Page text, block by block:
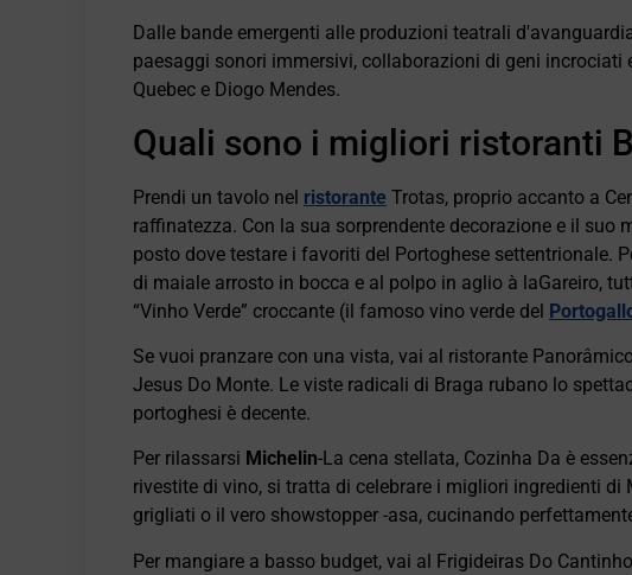
Dalle bande emergenti alle produzioni teatrali
paesaggi sonori immersivi, collaborazioni di geni incrociati
Quebec e Diogo Mendes.
Quali sono i migliori ristoranti
Prendi un tavolo nel ristorante Trotas, proprio accanto a
raffinatezza. Con la sua sorprendente decorazione e il suo
posto dove testare i favoriti del Portoghese settentrionale.
di maiale arrosto in bocca e al polpo in aglio à laGareiro,
“Vinho Verde” croccante (il famoso vino verde del
Se vuoi pranzare con una vista, vai al ristorante
Jesus Do Monte. Le viste radicali di Braga rubano lo
portoghesi è decente.
Per rilassarsi Michelin-La cena stellata, Cozinha Da è
rivestite di vino, si tratta di celebrare i migliori ingredienti di
grigliati o il vero showstopper -asa, cucinando
Per mangiare a basso budget, vai al Frigideiras Do